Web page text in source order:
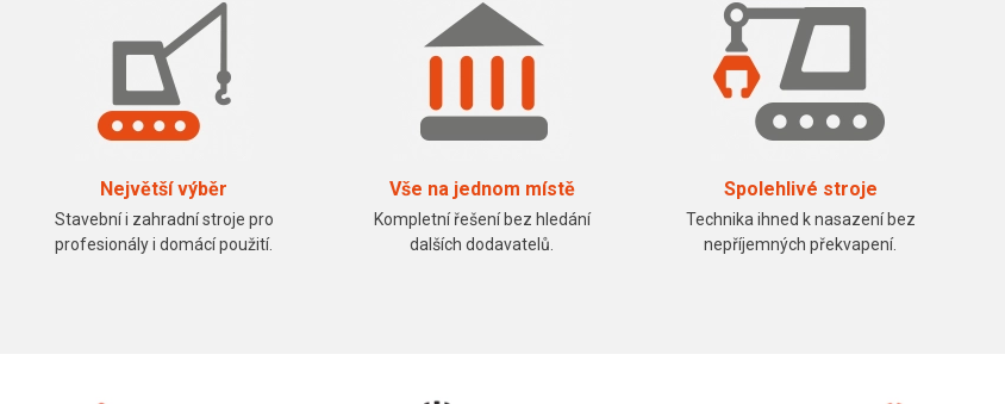
Největší výběr
Stavební i zahradní stroje pro
profesionály i domácí použití.
Vše na jednom místě
Kompletní řešení bez hledání
dalších dodavatelů.
Spolehlivé stroje
Technika ihned k nasazení bez
nepříjemných překvapení.